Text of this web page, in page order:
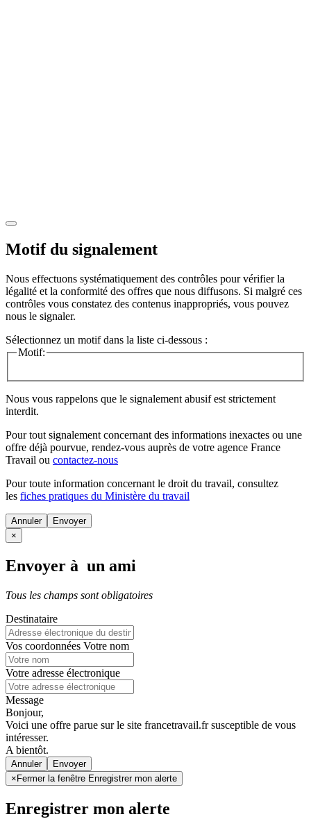
Motif du signalement
Nous effectuons systématiquement des contrôles pour vérifier la
légalité et la conformité des offres que nous diffusons. Si malgré ces
contrôles vous constatez des contenus inappropriés, vous pouvez
nous le signaler.
Sélectionnez un motif dans la liste ci-dessous :
Motif:
Nous vous rappelons que le signalement abusif est strictement
interdit.
Pour tout signalement concernant des informations inexactes ou une
offre déjà pourvue, rendez-vous auprès de votre agence France
Travail ou contactez-nous
Pour toute information concernant le droit du travail, consultez
les fiches pratiques du Ministère du travail
Annuler
×
Envoyer à un ami
Tous les champs sont obligatoires
Destinataire
Vos coordonnées Votre nom
Votre adresse électronique
Message
Bonjour,
Voici une offre parue sur le site francetravail.fr susceptible de vous
intéresser.
A bientôt.
Annuler
× Fermer la fenêtre Enregistrer mon alerte
Enregistrer mon alerte